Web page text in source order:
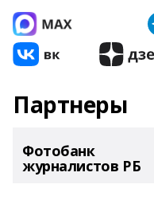
Партнеры
Фотобанк
журналистов РБ